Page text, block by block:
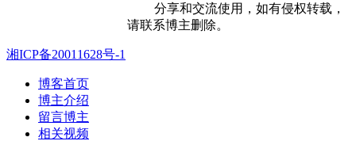
分享和交流使用，如有侵权转载，
请联系博主删除。
湘ICP备20011628号-1
博客首页
博主介绍
留言博主
相关视频